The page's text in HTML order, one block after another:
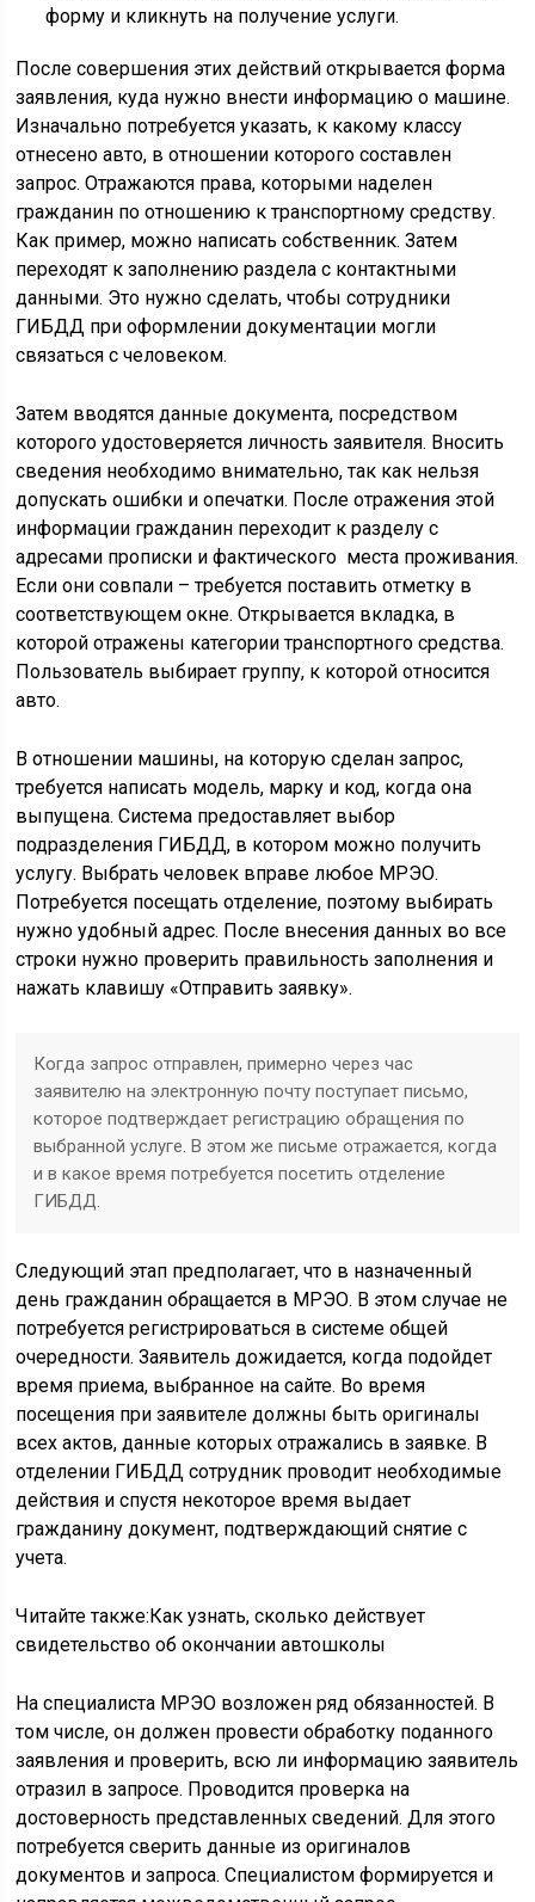
форму и кликнуть на получение услуги.
После совершения этих действий открывается форма
заявления, куда нужно внести информацию о машине.
Изначально потребуется указать, к какому классу
отнесено авто, в отношении которого составлен
запрос. Отражаются права, которыми наделен
гражданин по отношению к транспортному средству.
Как пример, можно написать собственник. Затем
переходят к заполнению раздела с контактными
данными. Это нужно сделать, чтобы сотрудники
ГИБДД при оформлении документации могли
связаться с человеком.
Затем вводятся данные документа, посредством
которого удостоверяется личность заявителя. Вносить
сведения необходимо внимательно, так как нельзя
допускать ошибки и опечатки. После отражения этой
информации гражданин переходит к разделу с
адресами прописки и фактического места проживания.
Если они совпали – требуется поставить отметку в
соответствующем окне. Открывается вкладка, в
которой отражены категории транспортного средства.
Пользователь выбирает группу, к которой относится
авто.
В отношении машины, на которую сделан запрос,
требуется написать модель, марку и код, когда она
выпущена. Система предоставляет выбор
подразделения ГИБДД, в котором можно получить
услугу. Выбрать человек вправе любое МРЭО.
Потребуется посещать отделение, поэтому выбирать
нужно удобный адрес. После внесения данных во все
строки нужно проверить правильность заполнения и
нажать клавишу «Отправить заявку».
Когда запрос отправлен, примерно через час
заявителю на электронную почту поступает письмо,
которое подтверждает регистрацию обращения по
выбранной услуге. В этом же письме отражается, когда
и в какое время потребуется посетить отделение
ГИБДД.
Следующий этап предполагает, что в назначенный
день гражданин обращается в МРЭО. В этом случае не
потребуется регистрироваться в системе общей
очередности. Заявитель дожидается, когда подойдет
время приема, выбранное на сайте. Во время
посещения при заявителе должны быть оригиналы
всех актов, данные которых отражались в заявке. В
отделении ГИБДД сотрудник проводит необходимые
действия и спустя некоторое время выдает
гражданину документ, подтверждающий снятие с
учета.
Читайте также:Как узнать, сколько действует
свидетельство об окончании автошколы
На специалиста МРЭО возложен ряд обязанностей. В
том числе, он должен провести обработку поданного
заявления и проверить, всю ли информацию заявитель
отразил в запросе. Проводится проверка на
достоверность представленных сведений. Для этого
потребуется сверить данные из оригиналов
документов и запроса. Специалистом формируется и